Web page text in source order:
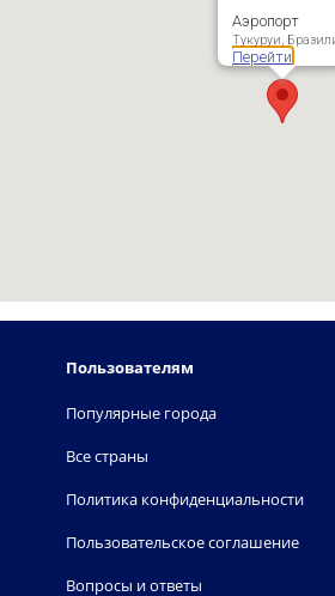
Аэропорт
Тукуруи,
Перейти
Пользователям
Популярные города
Все страны
Политика конфиденциальности
Пользовательское соглашение
Вопросы и ответы